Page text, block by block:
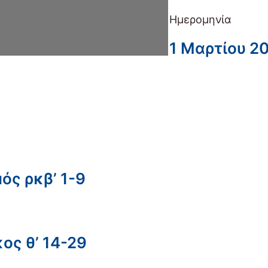
Ημερομηνία
1 Μαρτίου
ρκβ’ 1-9
θ’ 14-29